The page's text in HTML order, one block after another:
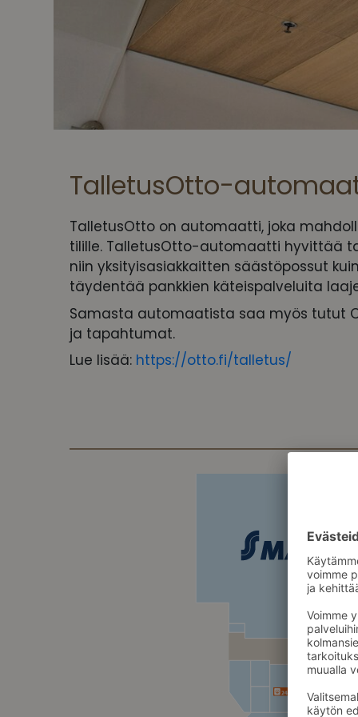
TalletusOtto-
TalletusOtto on automaatti, joka
tilille. TalletusOtto-automaatti hyvittää
niin yksityisasiakkaitten säästöpossut
täydentää pankkien käteispalveluita
Samasta automaatista saa myös tutut
ja tapahtumat.
Lue lisää: https://otto.fi/talletus/